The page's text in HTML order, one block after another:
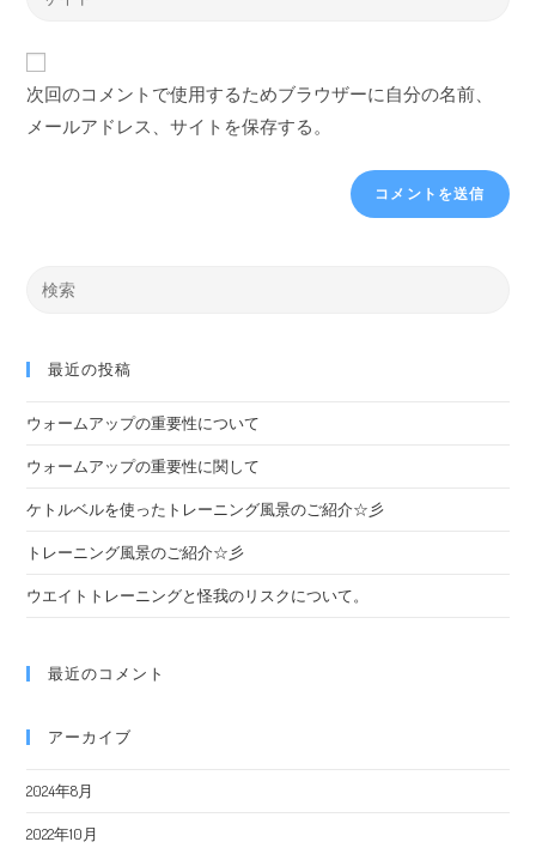
次回のコメントで使用するためブラウザーに自分の名前、
メールアドレス、サイトを保存する。
最近の投稿
ウォームアップの重要性について
ウォームアップの重要性に関して
ケトルベルを使ったトレーニング風景のご紹介☆彡
トレーニング風景のご紹介☆彡
ウエイトトレーニングと怪我のリスクについて。
最近のコメント
アーカイブ
2024年8月
2022年10月